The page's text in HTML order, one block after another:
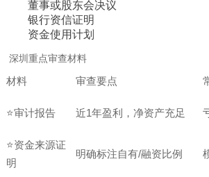
董事或股东会决议
银行资信证明
资金使用计划
深圳重点审查材料
材料 审查要点
⭐审计报告 近1年盈利，净资产充足
⭐资金来源证
明
明确标注自有/融资比例